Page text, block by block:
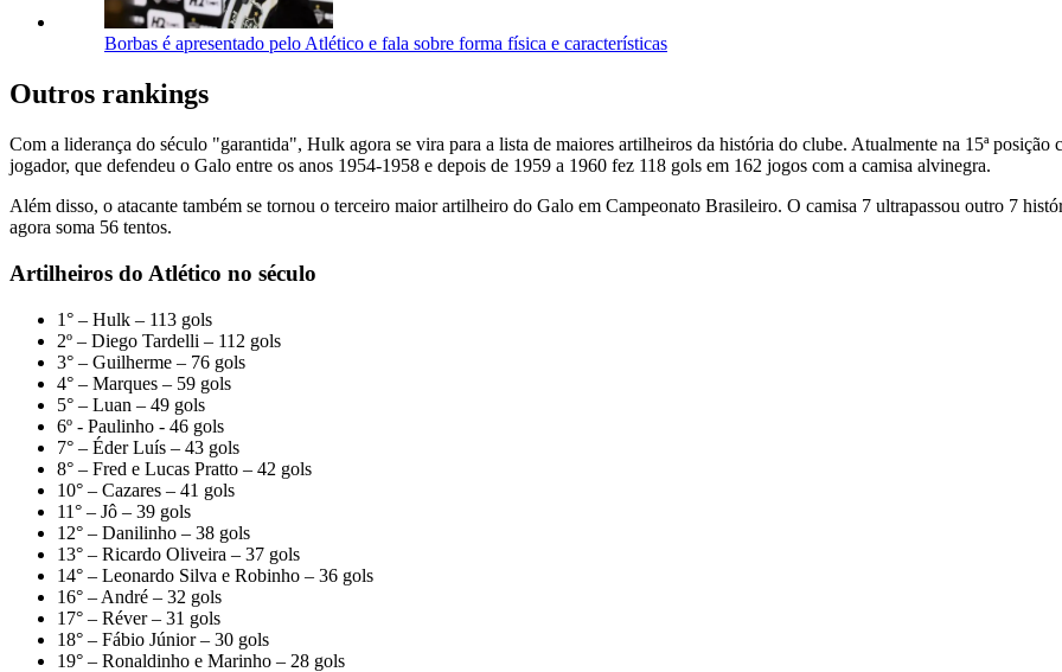
Borbas é apresentado pelo Atlético e fala sobre forma física e características
Outros rankings
Com a liderança do século "garantida", Hulk agora se vira para a lista de maiores artilheiros da história do clube. Atualmente na 15ª
jogador, que defendeu o Galo entre os anos 1954-1958 e depois de 1959 a 1960 fez 118 gols em 162 jogos com a camisa alvinegra.
Além disso, o atacante também se tornou o terceiro maior artilheiro do Galo em Campeonato Brasileiro. O camisa 7 ultrapassou outro 7
agora soma 56 tentos.
Artilheiros do Atlético no século
1° – Hulk – 113 gols
2º – Diego Tardelli – 112 gols
3° – Guilherme – 76 gols
4° – Marques – 59 gols
5° – Luan – 49 gols
6º - Paulinho - 46 gols
7° – Éder Luís – 43 gols
8° – Fred e Lucas Pratto – 42 gols
10° – Cazares – 41 gols
11° – Jô – 39 gols
12° – Danilinho – 38 gols
13° – Ricardo Oliveira – 37 gols
14° – Leonardo Silva e Robinho – 36 gols
16° – André – 32 gols
17° – Réver – 31 gols
18° – Fábio Júnior – 30 gols
19° – Ronaldinho e Marinho – 28 gols